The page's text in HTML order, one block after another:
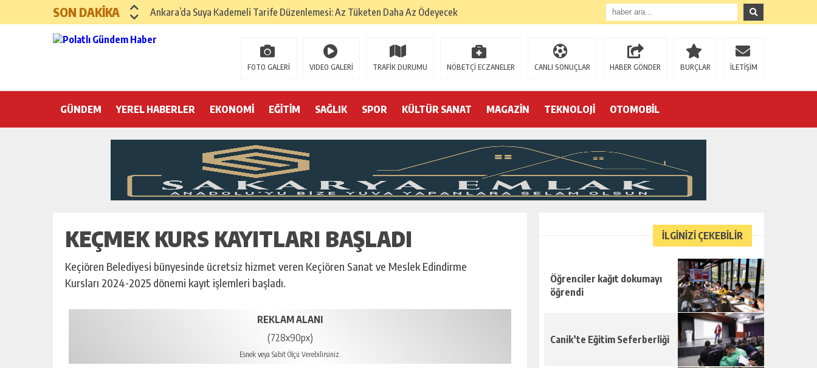
SON DAKİKA
Ankara’da Suya Kademeli Tarife Düzenlemesi: Az Tüketen Daha Az Ödeyecek
Yılın Gastronomi İlçesi Haymana
Polatlı Sakarya Köyü’nde Kırım Tatarlarının Tepreş Coşkusu
Hayri Kozanoğlu… Erdoğan’ın 3 devri
Saray makyaj tutmaz
Seçmeli demokrasi: Kimine şeker, kimine zehir
FOTO GALERİ VIDEO GALERİ TRAFİK DURUMU NÖBETÇİ ECZANELER CANLI SONUÇLAR HABER GÖNDER BURÇLAR İLETİŞİM
GÜNDEM YEREL HABERLER EKONOMİ EĞİTİM SAĞLIK SPOR KÜLTÜR SANAT MAGAZİN TEKNOLOJİ OTOMOBİL
KEÇMEK KURS KAYITLARI BAŞLADI
Keçiören Belediyesi bünyesinde ücretsiz hizmet veren Keçiören Sanat ve Meslek Edindirme
Kursları 2024-2025 dönemi kayıt işlemleri başladı.
REKLAM ALANI
(728x90px)
Esnek veya Sabit Ölçü Verebilirsiniz.
İLGİNİZİ ÇEKEBİLİR
Öğrenciler kağıt dokumayı
öğrendi
Canik’te Eğitim Seferberliği